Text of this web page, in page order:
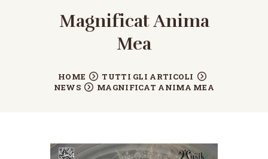
Magnificat Anima
Mea
HOME
TUTTI GLI ARTICOLI
NEWS
MAGNIFICAT ANIMA MEA
CORSI